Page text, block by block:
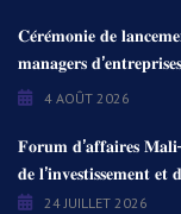
𝐂𝐞́𝐫𝐞́𝐦𝐨𝐧𝐢𝐞 𝐝𝐞
𝐦𝐚𝐧𝐚𝐠𝐞𝐫𝐬
4 AOÛT 2026
𝐅𝐨𝐫𝐮𝐦 𝐝’𝐚𝐟𝐟𝐚𝐢𝐫𝐞𝐬
𝐝𝐞 𝐥’𝐢𝐧𝐯𝐞𝐬𝐭𝐢𝐬𝐬𝐞𝐦𝐞𝐧𝐭
24 JUILLET 2026